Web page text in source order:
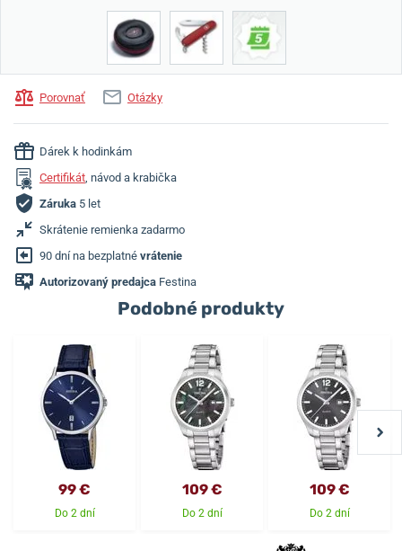
Porovnať Otázky
Dárek k hodinkám
Certifikát, návod a krabička
Záruka 5 let
Skrátenie remienka zadarmo
90 dní na bezplatné vrátenie
Autorizovaný predajca Festina
Podobné produkty
99 €
Do 2 dní
109 €
Do 2 dní
109 €
Do 2 dní